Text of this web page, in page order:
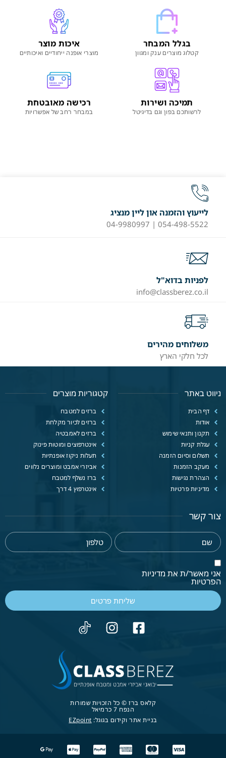
בגלל המבחר
קטלוג מוצרים ענק ומגוון
איכות מוצר
מוצרי אופנה ייחודיים ואיכותיים
תמיכה ושירות
לרשותכם בפון וגם בדיגיטל
רכישה מאובטחת
במבחר רחב של אפשרויות
לייעוץ והזמנה און ליין מנציג
054-498-5522 | 04-9980997
לפניות בדוא"ל
info@classberez.co.il
משלוחים מהירים
לכל חלקי הארץ
ניווט באתר
דף הבית
אודות
תקנון ותנאי שימוש
עגלת קניות
תשלום וסיום הזמנה
מעקב הזמנות
הצהרת נגישות
מדיניות פרטיות
קטגוריות מוצרים
ברזים למטבח
ברזים לכיור מקלחת
ברזים לאמבטיה
אינטרפוצים ומוטות פינוק
תעלות ניקוז אופנתיות
אביזרי אמבט ומוצרים נלווים
ברז נשלף למטבח
אינטרפוץ 4 דרך
צור קשר
אני מאשר/ת את מדיניות
הפרטיות
שליחת פרטים
קלאס ברז © כל הזכויות שמורות
הנפח 7 כרמיאל
בניית אתר וקידום בגוגל: EZpoint